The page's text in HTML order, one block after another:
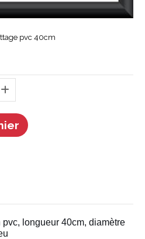
pvc 40cm
pvc, longueur 40cm, diamètre